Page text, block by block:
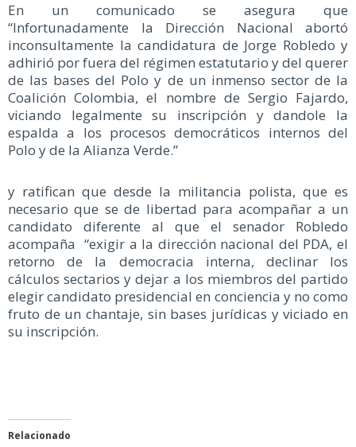
En un comunicado se asegura que
“Infortunadamente la Dirección Nacional abortó
inconsultamente la candidatura de Jorge Robledo y
adhirió por fuera del régimen estatutario y del querer
de las bases del Polo y de un inmenso sector de la
Coalición Colombia, el nombre de Sergio Fajardo,
viciando legalmente su inscripción y dandole la
espalda a los procesos democráticos internos del
Polo y de la Alianza Verde.”
y ratifican que desde la militancia polista, que es
necesario que se de libertad para acompañar a un
candidato diferente al que el senador Robledo
acompaña “exigir a la dirección nacional del PDA, el
retorno de la democracia interna, declinar los
cálculos sectarios y dejar a los miembros del partido
elegir candidato presidencial en conciencia y no como
fruto de un chantaje, sin bases jurídicas y viciado en
su inscripción.
Relacionado